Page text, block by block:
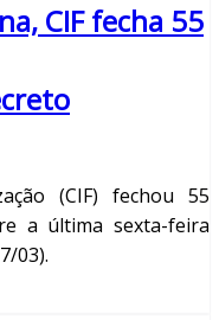
CIF fecha 55
(CIF) fechou 55
a última sexta-feira
03).